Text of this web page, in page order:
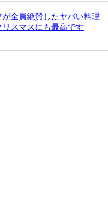
全員絶賛したヤバい料理
リスマスにも最高です